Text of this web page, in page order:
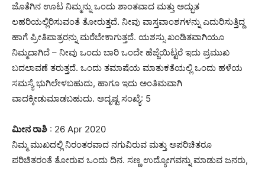
ಜೊತೆಗಿನ ಊಟ ನಿಮ್ಮನ್ನು ಒಂದು ಶಾಂತವಾದ ಮತ್ತು ಅದ್ಭುತ
ಲಹರಿಯಲ್ಲಿರಿಸುವಂತೆ ತೋರುತ್ತದೆ. ನೀವು ವಾಸ್ತವಾಂಶಗಳನ್ನು ಎದುರಿಸುತ್ತಿದ್ದ
ಹಾಗೆ ಪ್ರೀತಿಪಾತ್ರರನ್ನು ಮರೆಬೇಕಾಗುತ್ತದೆ. ಯಶಸ್ಸು ಖಂಡಿತವಾಗಿಯೂ
ನಿಮ್ಮದಾಗಿದೆ – ನೀವು ಒಂದು ಬಾರಿ ಒಂದೇ ಹೆಜ್ಜೆಯಿಟ್ಟರೆ ಇದು ಪ್ರಮುಖ
ಬದಲಾವಣೆ ತರುತ್ತದೆ. ಒಂದು ತಮಾಷೆಯ ಮಾತುಕತೆಯಲ್ಲಿ ಒಂದು ಹಳೆಯ
ಸಮಸ್ಯೆ ಭುಗಿಲೇಳಬಹುದು, ಹಾಗೂ ಇದು ಅಂತಿಮವಾಗಿ
ವಾದಕ್ಕೀಡುಮಾಡಬಹುದು. ಅದೃಷ್ಟ ಸಂಖ್ಯೆ: 5
ಮೀನ ರಾಶಿ : 26 Apr 2020
ನಿಮ್ಮ ಮುಖದಲ್ಲಿ ನಿರಂತರವಾದ ನಗುವಿರುವ ಮತ್ತು ಅಪರಿಚಿತರೂ
ಪರಿಚಿತರಂತೆ ತೋರುವ ಒಂದು ದಿನ. ಸಣ್ಣ ಉದ್ಯೋಗವನ್ನು ಮಾಡುವ ಜನರು,